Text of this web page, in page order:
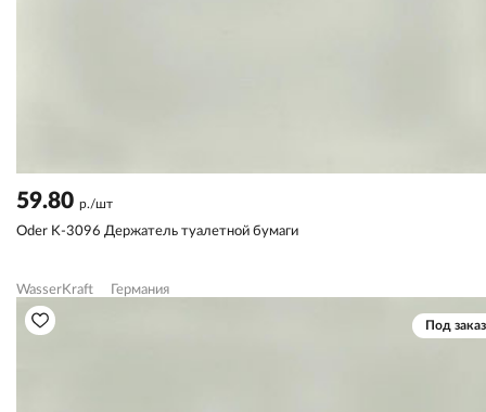
59.80 р./шт
Oder K-3096 Держатель туалетной бумаги
WasserKraft Германия
Под заказ